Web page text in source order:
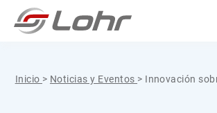
Saltar al contenido
Inicio > Noticias y Eventos > Innovación
Panel de gestión de cookies